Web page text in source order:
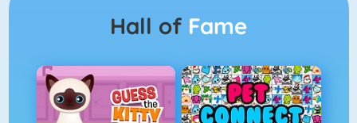
Hall of Fame